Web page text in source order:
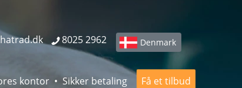
Denmark
8025 2962
kontor Sikker betaling Få et tilbud